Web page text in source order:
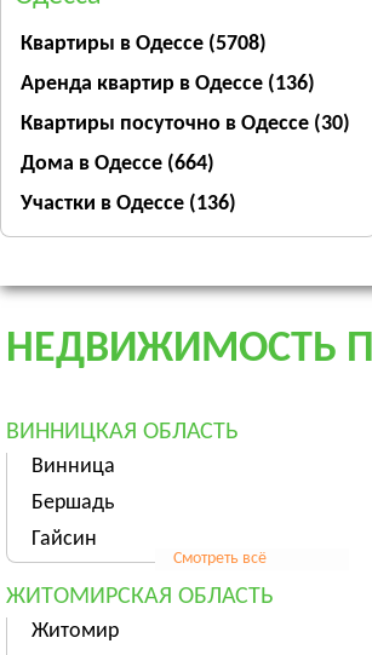
Квартиры в Одессе (5708)
Аренда квартир в Одессе (136)
Квартиры посуточно в Одессе (30)
Дома в Одессе (664)
Участки в Одессе (136)
НЕДВИЖИМОСТЬ
ВИННИЦКАЯ ОБЛАСТЬ
Винница
Бершадь
Гайсин
Смотреть всё
ЖИТОМИРСКАЯ ОБЛАСТЬ
Житомир